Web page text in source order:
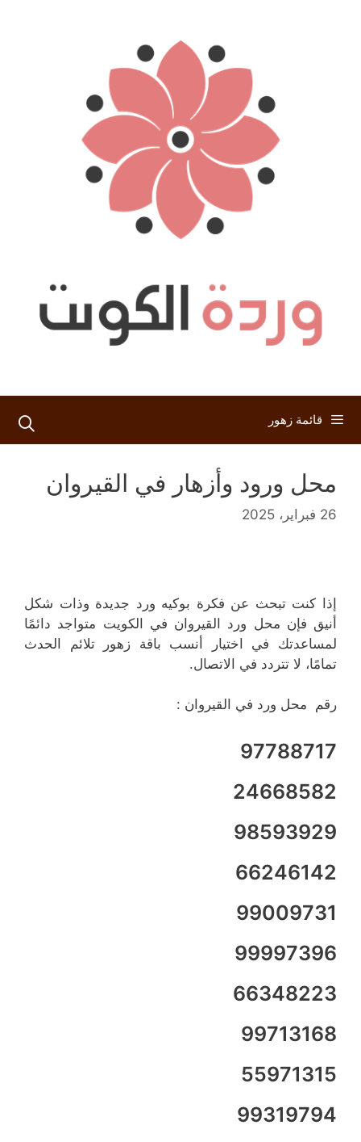
قائمة زهور
محل ورود وأزهار في القيروان
26 فبراير، 2025
إذا كنت تبحث عن فكرة بوكيه ورد جديدة وذات شكل
أنيق فإن محل ورد القيروان في الكويت متواجد دائمًا
لمساعدتك في اختيار أنسب باقة زهور تلائم الحدث
تمامًا، لا تتردد في الاتصال.
رقم محل ورد في القيروان :
97788717
24668582
98593929
66246142
99009731
99997396
66348223
99713168
55971315
99319794